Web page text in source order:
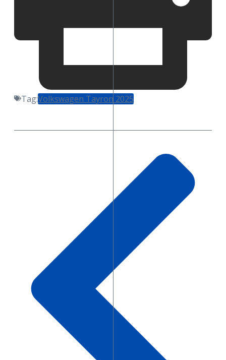
Tag:Volkswagen Tayron 2025